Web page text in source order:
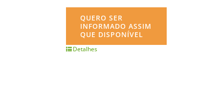
QUERO SER
INFORMADO ASSIM
QUE DISPONÍVEL
Detalhes